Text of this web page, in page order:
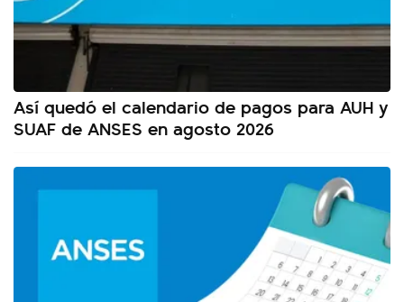
Así quedó el calendario de pagos para AUH y
SUAF de ANSES en agosto 2026